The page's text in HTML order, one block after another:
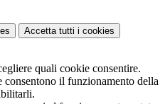
Accetta tutti i cookies
quali cookie consentire.
consentono il funzionamento della